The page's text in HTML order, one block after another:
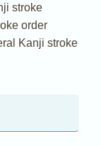
stroke
order
Kanji stroke